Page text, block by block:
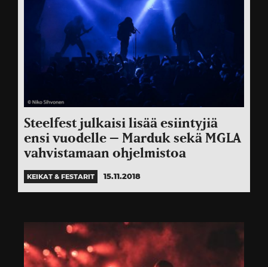
Steelfest julkaisi lisää esiintyjiä
ensi vuodelle – Marduk sekä MGLA
vahvistamaan ohjelmistoa
KEIKAT & FESTARIT 15.11.2018